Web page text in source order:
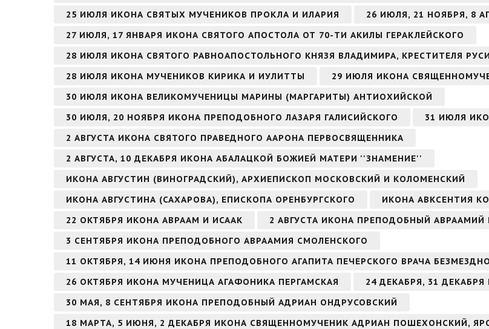
25 ИЮЛЯ ИКОНА СВЯТЫХ МУЧЕНИКОВ ПРОКЛА И ИЛАРИЯ
26 ИЮЛЯ, 21 НОЯБРЯ, 8
27 ИЮЛЯ, 17 ЯНВАРЯ ИКОНА СВЯТОГО АПОСТОЛА ОТ 70-ТИ АКИЛЫ ГЕРАКЛЕЙСКОГО
28 ИЮЛЯ ИКОНА СВЯТОГО РАВНОАПОСТОЛЬНОГО КНЯЗЯ ВЛАДИМИРА, КРЕСТИТЕЛЯ РУСИ
28 ИЮЛЯ ИКОНА МУЧЕНИКОВ КИРИКА И ИУЛИТТЫ
29 ИЮЛЯ ИКОНА
30 ИЮЛЯ ИКОНА ВЕЛИКОМУЧЕНИЦЫ МАРИНЫ (МАРГАРИТЫ) АНТИОХИЙСКОЙ
30 ИЮЛЯ, 20 НОЯБРЯ ИКОНА ПРЕПОДОБНОГО ЛАЗАРЯ ГАЛИСИЙСКОГО
31 ИЮЛЯ
2 АВГУСТА ИКОНА СВЯТОГО ПРАВЕДНОГО ААРОНА ПЕРВОСВЯЩЕННИКА
2 АВГУСТА, 10 ДЕКАБРЯ ИКОНА АБАЛАЦКОЙ БОЖИЕЙ МАТЕРИ ''ЗНАМЕНИЕ''
ИКОНА АВГУСТИН (ВИНОГРАДСКИЙ), АРХИЕПИСКОП МОСКОВСКИЙ И КОЛОМЕНСКИЙ
ИКОНА АВГУСТИНА (САХАРОВА), ЕПИСКОПА ОРЕНБУРГСКОГО
ИКОНА АВКСЕНТИЯ
22 ОКТЯБРЯ ИКОНА АВРААМ И ИСААК
2 АВГУСТА ИКОНА ПРЕПОДОБНЫЙ
3 СЕНТЯБРЯ ИКОНА ПРЕПОДОБНОГО АВРААМИЯ СМОЛЕНСКОГО
11 ОКТЯБРЯ, 14 ИЮНЯ ИКОНА ПРЕПОДОБНОГО АГАПИТА ПЕЧЕРСКОГО ВРАЧА
26 ОКТЯБРЯ ИКОНА МУЧЕНИЦА АГАФОНИКА ПЕРГАМСКАЯ
24 ДЕКАБРЯ, 31
30 МАЯ, 8 СЕНТЯБРЯ ИКОНА ПРЕПОДОБНЫЙ АДРИАН ОНДРУСОВСКИЙ
18 МАРТА, 5 ИЮНЯ, 2 ДЕКАБРЯ ИКОНА СВЯЩЕННОМУЧЕНИК АДРИАН ПОШЕХОНСКИЙ,